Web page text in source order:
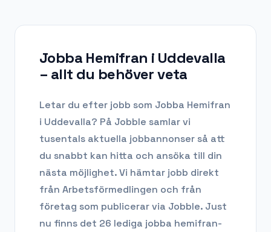
Jobba Hemifran i Uddevalla
– allt du behöver veta
Letar du efter jobb som Jobba Hemifran
i Uddevalla? På Jobble samlar vi
tusentals aktuella jobbannonser så att
du snabbt kan hitta och ansöka till din
nästa möjlighet. Vi hämtar jobb direkt
från Arbetsförmedlingen och från
företag som publicerar via Jobble. Just
nu finns det 26 lediga jobba hemifran-